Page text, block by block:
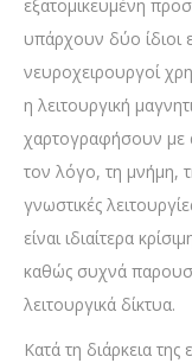
εξατομικευμένη
υπάρχουν δύο ίδιοι
νευροχειρουργοί
η λειτουργική
χαρτογραφήσουν με
τον λόγο, τη μνήμη,
γνωστικές
είναι ιδιαίτερα
καθώς συχνά
λειτουργικά δίκτυα.
Κατά τη διάρκεια της